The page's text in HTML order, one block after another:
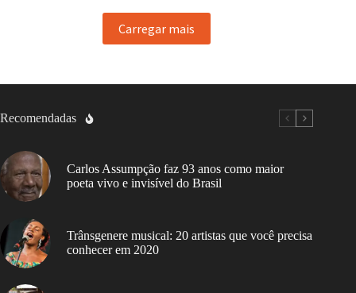
Carregar mais
Recomendadas
Carlos Assumpção faz 93 anos como maior
poeta vivo e invisível do Brasil
Trânsgenere musical: 20 artistas que você precisa
conhecer em 2020